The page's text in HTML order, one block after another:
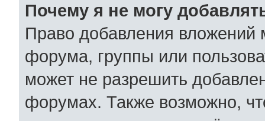
Почему я не могу
Право добавления вложений
форума, группы или
может не разрешить
форумах. Также возможно,